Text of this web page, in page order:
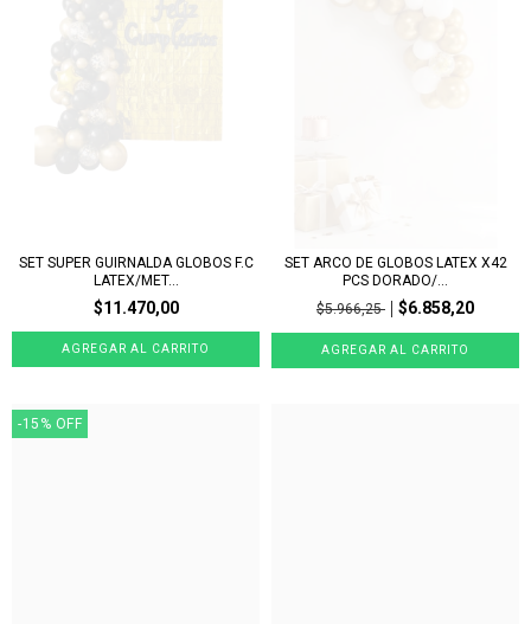
SET SUPER GUIRNALDA GLOBOS F.C
LATEX/MET...
$11.470,00
SET ARCO DE GLOBOS LATEX X42
PCS DORADO/...
$5.966,25
$6.858,20
-15 % OFF